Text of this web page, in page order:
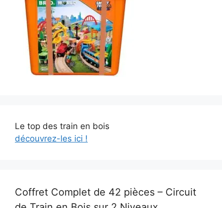
Le top des train en bois
découvrez-les ici !
Coffret Complet de 42 pièces – Circuit